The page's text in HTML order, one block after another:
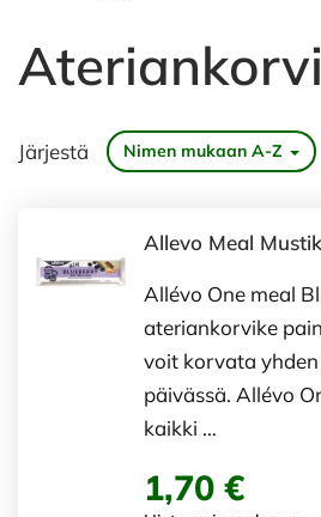
Järjestä Nimen mukaan A-Z
Allevo Meal
Allévo One meal
ateriankorvike
voit korvata
päivässä. Allévo
kaikki …
1,70 €